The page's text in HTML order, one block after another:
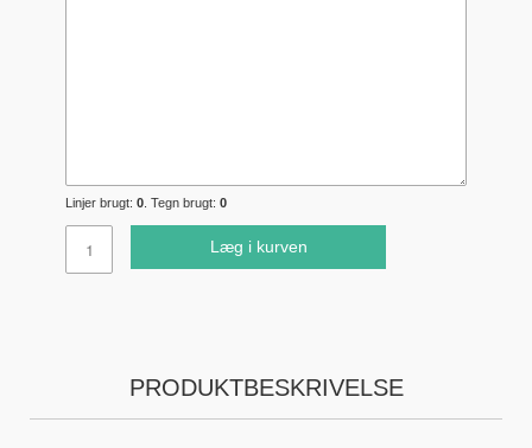
Linjer brugt: 0 . Tegn brugt: 0
Læg i kurven
PRODUKTBESKRIVELSE